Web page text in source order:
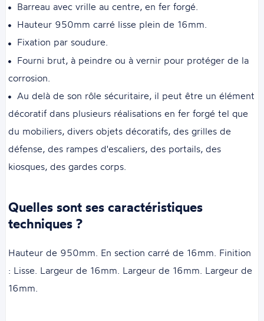
Barreau avec vrille au centre, en fer forgé.
Hauteur 950mm carré lisse plein de 16mm.
Fixation par soudure.
Fourni brut, à peindre ou à vernir pour protéger de la
corrosion.
Au delà de son rôle sécuritaire, il peut être un élément
décoratif dans plusieurs réalisations en fer forgé tel que
du mobiliers, divers objets décoratifs, des grilles de
défense, des rampes d'escaliers, des portails, des
kiosques, des gardes corps.
Quelles sont ses caractéristiques
techniques ?
Hauteur de 950mm. En section carré de 16mm. Finition
: Lisse. Largeur de 16mm. Largeur de 16mm. Largeur de
16mm.